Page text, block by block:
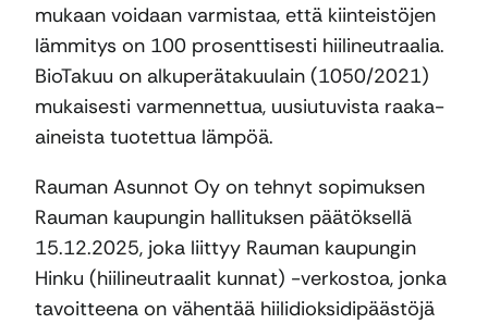
mukaan voidaan varmistaa, että kiinteistöjen
lämmitys on 100 prosenttisesti hiilineutraalia.
BioTakuu on alkuperätakuulain (1050/2021)
mukaisesti varmennettua, uusiutuvista raaka-
aineista tuotettua lämpöä.
Rauman Asunnot Oy on tehnyt sopimuksen
Rauman kaupungin hallituksen päätöksellä
15.12.2025, joka liittyy Rauman kaupungin
Hinku (hiilineutraalit kunnat) -verkostoa, jonka
tavoitteena on vähentää hiilidioksidipäästöjä